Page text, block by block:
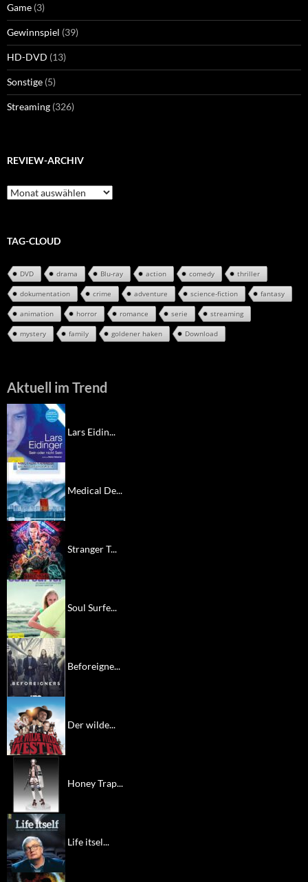
Game (3)
Gewinnspiel (39)
HD-DVD (13)
Sonstige (5)
Streaming (326)
REVIEW-ARCHIV
Review-
Archiv
TAG-CLOUD
DVD drama Blu-ray action comedy thriller
dokumentation crime adventure science-fiction fantasy
animation horror romance serie streaming
mystery family goldener haken Download
Aktuell im Trend
Lars Eidin...
Medical De...
Stranger T...
Soul Surfe...
Beforeigne...
Der wilde...
Honey Trap...
Life itsel...